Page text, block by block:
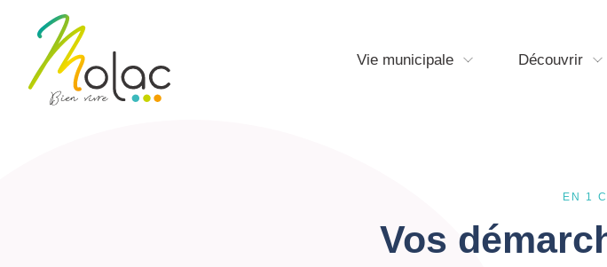
Vie municipale Découvrir
EN 1
Vos